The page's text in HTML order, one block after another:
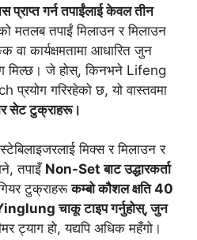
प्राप्त गर्न तपाईंलाई केवल तीन
मतलब तपाईं मिलाउन र मिलाउन
वा कार्यक्षमतामा आधारित जुन
मिल्छ। जे होस्, किनभने Lifeng
प्रयोग गरिरहेको छ, यो वास्तवमा
सेट टुक्राहरू।
मिक्स र मिलाउन र
तपाइँ Non-Set बाट उद्धारकर्ता
टुक्राहरूकम्बो कौशल क्षति 40
चाकू टाइप गर्नुहोस्, जुन
ट्याग हो, यद्यपि अधिक महँगो।